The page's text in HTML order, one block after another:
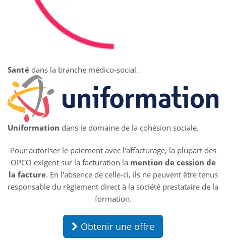
Santé dans la branche médico-social.
Uniformation dans le domaine de la cohésion sociale.
Pour autoriser le paiement avec l'affacturage, la plupart des
OPCO exigent sur la facturation la mention de cession de
la facture. En l'absence de celle-ci, ils ne peuvent être tenus
responsable du règlement direct à la société prestataire de la
formation.
Obtenir une offre